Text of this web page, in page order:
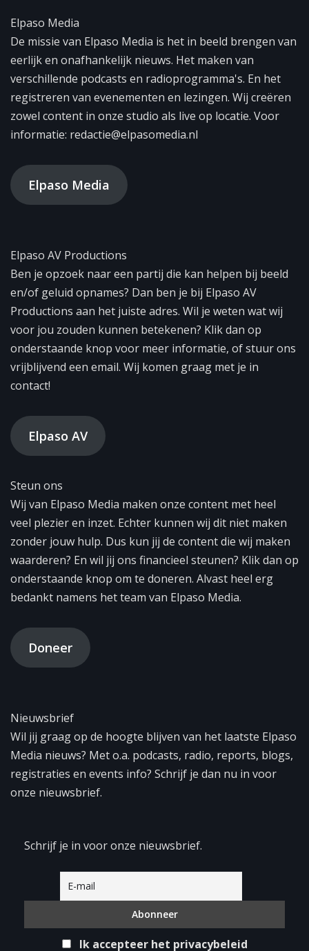
Elpaso Media
De missie van Elpaso Media is het in beeld brengen van
eerlijk en onafhankelijk nieuws. Het maken van
verschillende podcasts en radioprogramma's. En het
registreren van evenementen en lezingen. Wij creëren
zowel content in onze studio als live op locatie. Voor
informatie: redactie@elpasomedia.nl
Elpaso Media
Elpaso AV Productions
Ben je opzoek naar een partij die kan helpen bij beeld
en/of geluid opnames? Dan ben je bij Elpaso AV
Productions aan het juiste adres. Wil je weten wat wij
voor jou zouden kunnen betekenen? Klik dan op
onderstaande knop voor meer informatie, of stuur ons
vrijblijvend een email. Wij komen graag met je in
contact!
Elpaso AV
Steun ons
Wij van Elpaso Media maken onze content met heel
veel plezier en inzet. Echter kunnen wij dit niet maken
zonder jouw hulp. Dus kun jij de content die wij maken
waarderen? En wil jij ons financieel steunen? Klik dan op
onderstaande knop om te doneren. Alvast heel erg
bedankt namens het team van Elpaso Media.
Doneer
Nieuwsbrief
Wil jij graag op de hoogte blijven van het laatste Elpaso
Media nieuws? Met o.a. podcasts, radio, reports, blogs,
registraties en events info? Schrijf je dan nu in voor
onze nieuwsbrief.
Schrijf je in voor onze nieuwsbrief.
Ik accepteer het privacybeleid